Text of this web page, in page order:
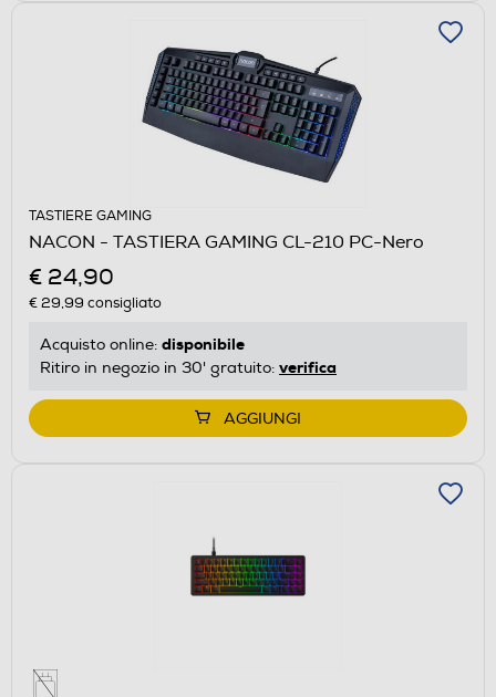
TASTIERE GAMING
NACON - TASTIERA GAMING CL-210 PC-Nero
€ 24,90
€ 29,99 consigliato
Acquisto online: disponibile
Ritiro in negozio in 30' gratuito: verifica
AGGIUNGI